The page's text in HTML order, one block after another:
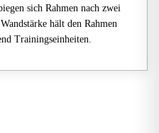
sich Rahmen nach zwei
hält den Rahmen
Trainingseinheiten.